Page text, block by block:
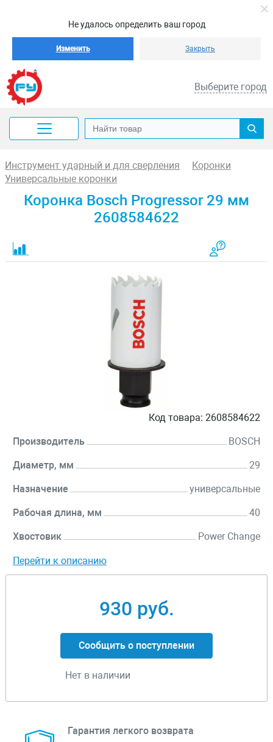
Не удалось определить ваш город
Изменить Закрыть
Выберите город
Инструмент ударный и для сверления
Коронки
Универсальные коронки
Коронка Bosch Progressor 29 мм
2608584622
Код товара: 2608584622
Производитель BOSCH
Диаметр, мм 29
Назначение универсальные
Рабочая длина, мм 40
Хвостовик Power Change
Перейти к описанию
930 руб.
Сообщить о поступлении
Нет в наличии
Гарантия легкого возврата